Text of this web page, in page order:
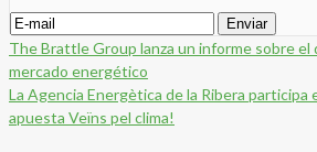
The Brattle Group lanza un informe sobre
mercado energético
La Agencia Energètica de la Ribera participa
apuesta Veïns pel clima!